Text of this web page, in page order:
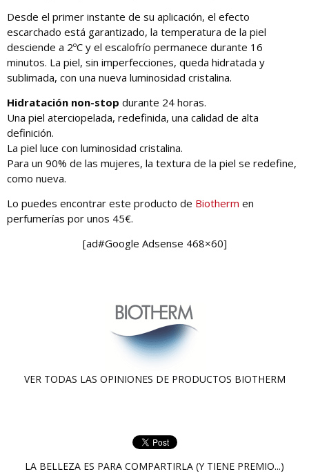
Desde el primer instante de su aplicación, el efecto
escarchado está garantizado, la temperatura de la piel
desciende a 2ºC y el escalofrío permanece durante 16
minutos. La piel, sin imperfecciones, queda hidratada y
sublimada, con una nueva luminosidad cristalina.
Hidratación non-stop durante 24 horas.
Una piel aterciopelada, redefinida, una calidad de alta
definición.
La piel luce con luminosidad cristalina.
Para un 90% de las mujeres, la textura de la piel se redefine,
como nueva.
Lo puedes encontrar este producto de Biotherm en
perfumerías por unos 45€.
[ad#Google Adsense 468×60]
VER TODAS LAS OPINIONES DE PRODUCTOS BIOTHERM
LA BELLEZA ES PARA COMPARTIRLA (Y TIENE PREMIO...)